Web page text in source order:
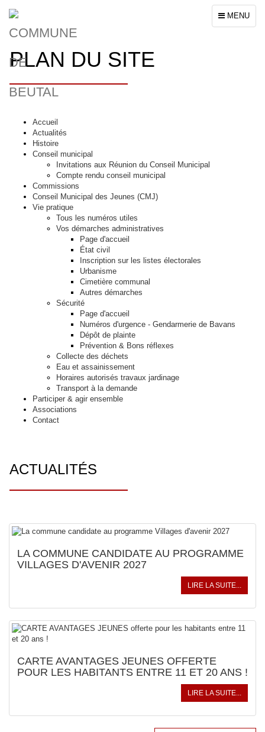
Toggle
navigation
MENU
PLAN DU SITE
Accueil
Actualités
Histoire
Conseil municipal
Invitations aux Réunion du Conseil Municipal
Compte rendu conseil municipal
Commissions
Conseil Municipal des Jeunes (CMJ)
Vie pratique
Tous les numéros utiles
Vos démarches administratives
Page d'accueil
État civil
Inscription sur les listes électorales
Urbanisme
Cimetière communal
Autres démarches
Sécurité
Page d'accueil
Numéros d'urgence - Gendarmerie de Bavans
Dépôt de plainte
Prévention & Bons réflexes
Collecte des déchets
Eau et assainissement
Horaires autorisés travaux jardinage
Transport à la demande
Participer & agir ensemble
Associations
Contact
ACTUALITÉS
LA COMMUNE CANDIDATE AU PROGRAMME
VILLAGES D'AVENIR 2027
LIRE LA SUITE...
CARTE AVANTAGES JEUNES OFFERTE
POUR LES HABITANTS ENTRE 11 ET 20 ANS !
LIRE LA SUITE...